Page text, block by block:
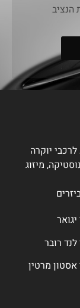
הנציב
יוקרה
מיזוג
רובר
אסטון מרטין